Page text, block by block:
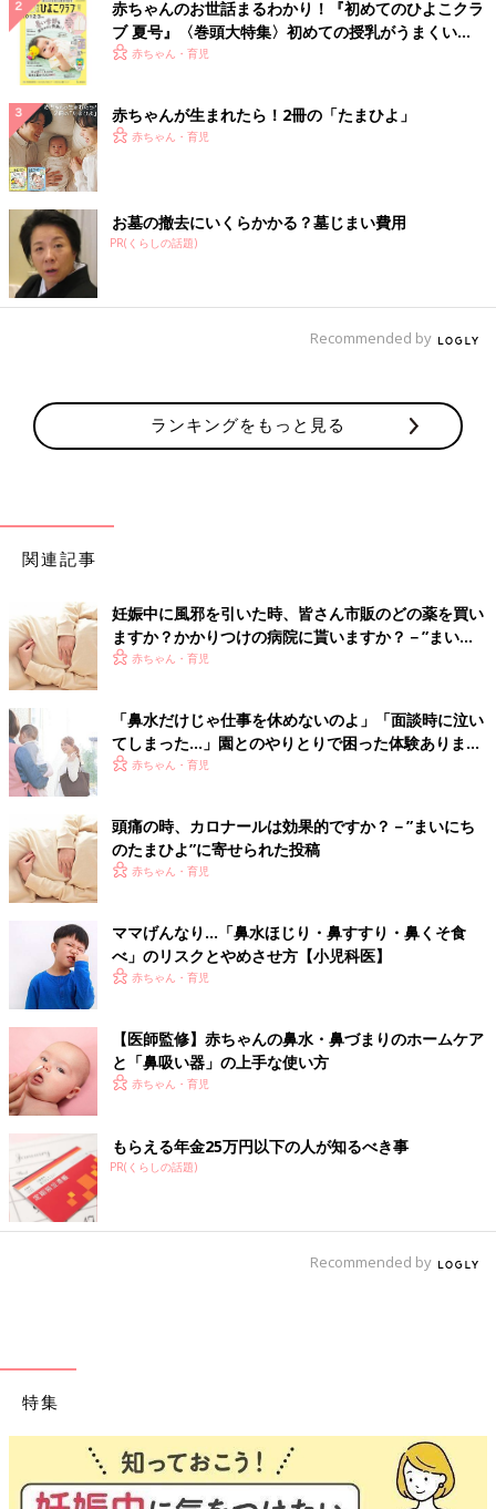
赤ちゃんのお世話まるわかり！『初めてのひよこクラ
ブ 夏号』〈巻頭大特集〉初めての授乳がうまくい
く！ おっぱい・ミルクの基本と夏のトラブル 解決テ
赤ちゃん・育児
赤ちゃんが生まれたら！2冊の「たまひよ」
赤ちゃん・育児
お墓の撤去にいくらかかる？墓じまい費用
PR(くらしの話題)
Recommended by
ランキングをもっと見る
関連記事
妊娠中に風邪を引いた時、皆さん市販のどの薬を買い
ますか？かかりつけの病院に貰いますか？－”まいに
ちのたまひよ”の体験談
赤ちゃん・育児
「鼻水だけじゃ仕事を休めないのよ」「面談時に泣い
てしまった…」園とのやりとりで困った体験あります
か？赤ちゃん・育児
頭痛の時、カロナールは効果的ですか？－”まいにち
のたまひよ”に寄せられた投稿
赤ちゃん・育児
ママげんなり…「鼻水ほじり・鼻すすり・鼻くそ食
べ」のリスクとやめさせ方【小児科医】
赤ちゃん・育児
【医師監修】赤ちゃんの鼻水・鼻づまりのホームケア
と「鼻吸い器」の上手な使い方
赤ちゃん・育児
もらえる年金25万円以下の人が知るべき事
PR(くらしの話題)
Recommended by
特集